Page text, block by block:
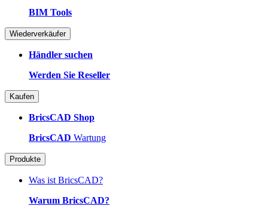
BIM Tools
Wiederverkäufer
Händler suchen
Werden Sie Reseller
Kaufen
BricsCAD Shop
BricsCAD Wartung
Produkte
Was ist BricsCAD?
Warum BricsCAD?